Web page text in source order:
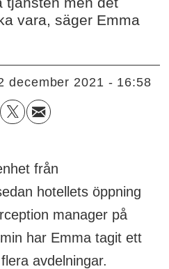
vara, säger Emma
december 2021 - 16:58
från
hotellets öppning
manager på
har Emma tagit ett
avdelningar.